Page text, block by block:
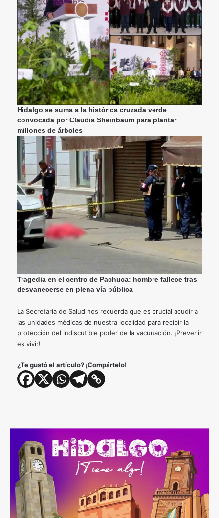
Hidalgo se suma a la histórica cruzada verde
convocada por Claudia Sheinbaum para plantar
millones de árboles
Tragedia en el centro de Pachuca: hombre fallece tras
desvanecerse en plena vía pública
La Secretaría de Salud nos recuerda que es crucial acudir a
las unidades médicas de nuestra localidad para recibir la
protección del indiscutible poder de la vacunación. ¡Prevenir
es vivir!
¿Te gustó el artículo? ¡Compártelo!